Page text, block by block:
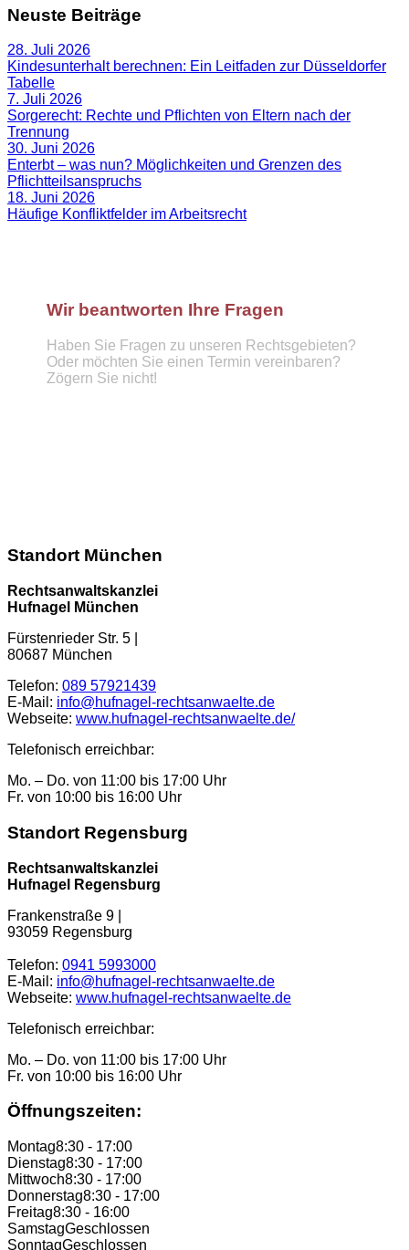
Neuste Beiträge
28. Juli 2026
Kindesunterhalt berechnen: Ein Leitfaden zur Düsseldorfer
Tabelle
7. Juli 2026
Sorgerecht: Rechte und Pflichten von Eltern nach der
Trennung
30. Juni 2026
Enterbt – was nun? Möglichkeiten und Grenzen des
Pflichtteilsanspruchs
18. Juni 2026
Häufige Konfliktfelder im Arbeitsrecht
Wir beantworten Ihre Fragen
Haben Sie Fragen zu unseren Rechtsgebieten?
Oder möchten Sie einen Termin vereinbaren?
Zögern Sie nicht!
Standort München
Rechtsanwaltskanzlei
Hufnagel München
Fürstenrieder Str. 5
80687 München
Telefon: 089 57921439
E-Mail: info@hufnagel-rechtsanwaelte.de
Webseite: www.hufnagel-rechtsanwaelte.de/
Telefonisch erreichbar:
Mo. – Do. von 11:00 bis 17:00 Uhr
Fr. von 10:00 bis 16:00 Uhr
Standort Regensburg
Rechtsanwaltskanzlei
Hufnagel Regensburg
Frankenstraße 9 |
93059 Regensburg
Telefon: 0941 5993000
E-Mail: info@hufnagel-rechtsanwaelte.de
Webseite: www.hufnagel-rechtsanwaelte.de
Telefonisch erreichbar:
Mo. – Do. von 11:00 bis 17:00 Uhr
Fr. von 10:00 bis 16:00 Uhr
Öffnungszeiten:
Montag8:30 - 17:00
Dienstag8:30 - 17:00
Mittwoch8:30 - 17:00
Donnerstag8:30 - 17:00
Freitag8:30 - 16:00
SamstagGeschlossen
SonntagGeschlossen